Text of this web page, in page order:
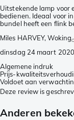
Uitstekende lamp voor
bedienen. Ideaal voor
bundel heeft een flink
Miles HARVEY, Woking
dinsdag 24 maart 2020
Algemene indruk
Prijs-
Voldoet aan
Deze review is
Anderen